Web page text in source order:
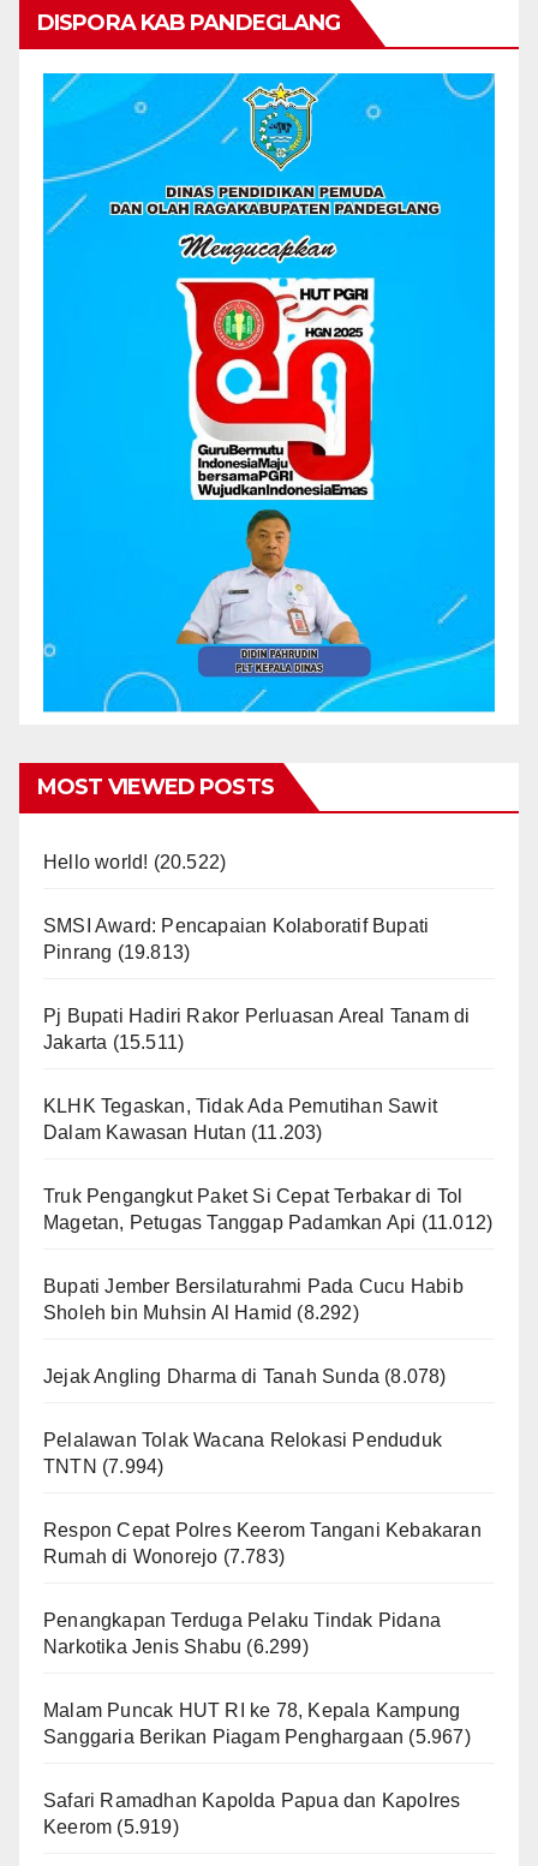
DISPORA KAB PANDEGLANG
MOST VIEWED POSTS
Hello world! (20.522)
SMSI Award: Pencapaian Kolaboratif Bupati
Pinrang (19.813)
Pj Bupati Hadiri Rakor Perluasan Areal Tanam di
Jakarta (15.511)
KLHK Tegaskan, Tidak Ada Pemutihan Sawit
Dalam Kawasan Hutan (11.203)
Truk Pengangkut Paket Si Cepat Terbakar di Tol
Magetan, Petugas Tanggap Padamkan Api (11.012)
Bupati Jember Bersilaturahmi Pada Cucu Habib
Sholeh bin Muhsin Al Hamid (8.292)
Jejak Angling Dharma di Tanah Sunda (8.078)
Pelalawan Tolak Wacana Relokasi Penduduk
TNTN (7.994)
Respon Cepat Polres Keerom Tangani Kebakaran
Rumah di Wonorejo (7.783)
Penangkapan Terduga Pelaku Tindak Pidana
Narkotika Jenis Shabu (6.299)
Malam Puncak HUT RI ke 78, Kepala Kampung
Sanggaria Berikan Piagam Penghargaan (5.967)
Safari Ramadhan Kapolda Papua dan Kapolres
Keerom (5.919)